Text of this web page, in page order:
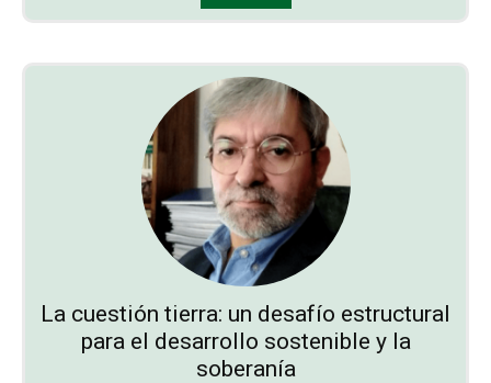
La cuestión tierra: un desafío estructural
para el desarrollo sostenible y la
soberanía